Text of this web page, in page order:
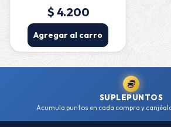
$ 4.200
Agregar al carro
SUPLEPUNTOS
Acumula puntos en cada compra y